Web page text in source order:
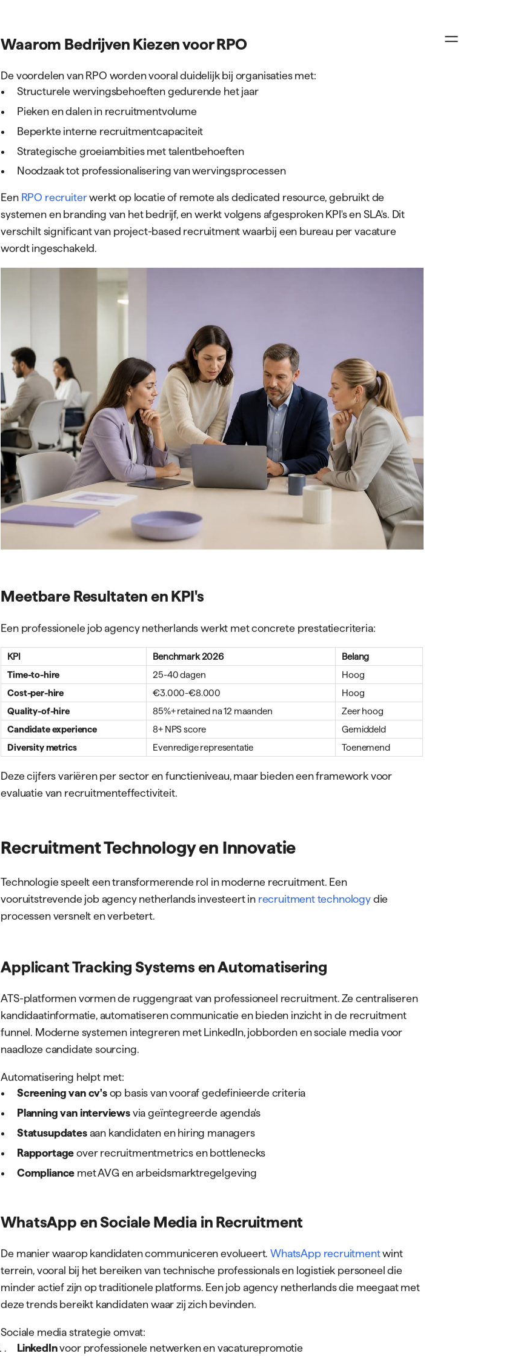
GRATIS BOEKVoor opdrachtgevers
RPO
Interim Recruitment
Recruitment Marketing
Werken-bij websites
BRANCHES
Techniek
Transport
Zorg
Voor kandidatenOver ons Contact
Waarom Bedrijven Kiezen voor RPO
De voordelen van RPO worden vooral duidelijk bij organisaties met:
Structurele wervingsbehoeften gedurende het jaar
Pieken en dalen in recruitmentvolume
Beperkte interne recruitmentcapaciteit
Strategische groeiambities met talentbehoeften
Noodzaak tot professionalisering van wervingsprocessen
Een RPO recruiterwerkt op locatie of remote als dedicated resource, gebruikt de
systemen en branding van het bedrijf, en werkt volgens afgesproken KPI's en SLA's. Dit
verschilt significant van project-based recruitment waarbij een bureau per vacature
wordt ingeschakeld.
Meetbare Resultaten en KPI's
Een professionele job agency netherlands werkt met concrete prestatiecriteria:
KPI Benchmark 2026
Belang
Time-to-hire
25-40 dagen
Hoog
Cost-per-hire
€3.000-€8.000
Hoog
Quality-of-hire
85%+ retained na 12 maanden
Zeer hoog
Candidate experience
8+ NPS score
Gemiddeld
Diversity metrics
Evenredige representatie Toenemend
Deze cijfers variëren per sector en functieniveau, maar bieden een framework voor
evaluatie van recruitmenteffectiviteit.
Recruitment Technology en Innovatie
Technologie speelt een transformerende rol in moderne recruitment. Een
vooruitstrevende job agency netherlands investeert in recruitment technologydie
processen versnelt en verbetert.
Applicant Tracking Systems en Automatisering
ATS-platformen vormen de ruggengraat van professioneel recruitment. Ze centraliseren
kandidaatinformatie, automatiseren communicatie en bieden inzicht in de recruitment
funnel. Moderne systemen integreren met LinkedIn, jobborden en sociale media voor
naadloze candidate sourcing.
Automatisering helpt met:
Screening van cv'sop basis van vooraf gedefinieerde criteria
Planning van interviewsvia geïntegreerde agenda's
Statusupdatesaan kandidaten en hiring managers
Rapportage over recruitmentmetrics en bottlenecks
Compliance met AVG en arbeidsmarktregelgeving
WhatsApp en Sociale Media in Recruitment
De manier waarop kandidaten communiceren evolueert.WhatsApp recruitmentwint
terrein, vooral bij het bereiken van technische professionals en logistiek personeel die
minder actief zijn op traditionele platforms. Een job agency netherlands die meegaat met
deze trends bereikt kandidaten waar zij zich bevinden.
Sociale media strategie omvat:
LinkedInvoor professionele netwerken en vacaturepromotie